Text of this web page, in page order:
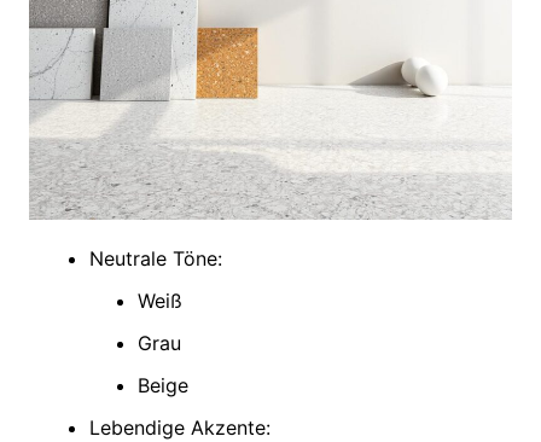
Neutrale Töne:
Weiß
Grau
Beige
Lebendige Akzente: